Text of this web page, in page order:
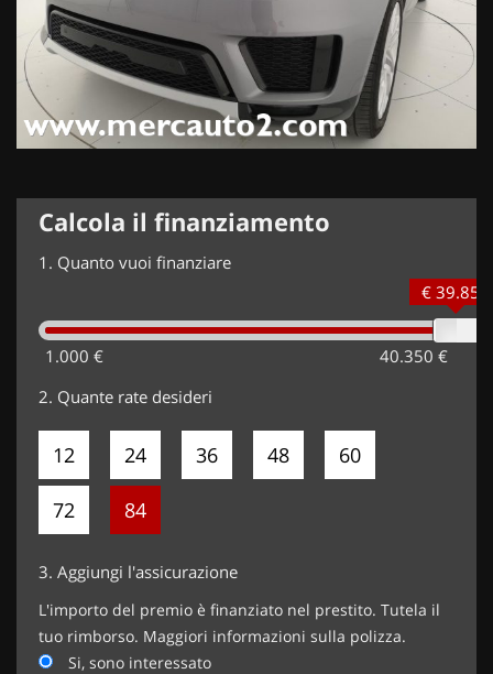
Calcola il finanziamento
1. Quanto vuoi finanziare
1.000 € 40.350 €
€ 39.850
2. Quante rate desideri
12 24 36 48 60
72 84
3. Aggiungi l'assicurazione
L'importo del premio è finanziato nel prestito. Tutela il
tuo rimborso. Maggiori informazioni sulla polizza.
Si, sono interessato